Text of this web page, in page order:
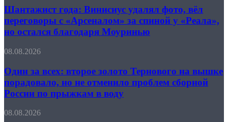
знак,
советы
Винисиус
удалял
фото,
вёл
с
за
спиной
у
«Реала»,
но
остался
Шантажист года: Винисиус удалял фото, вёл
переговоры с «Арсеналом» за спиной у «Реала»,
но остался благодаря Моуринью
Один
всех:
второе
золото
Тернового
вышке
08.08.2026
Один за всех: второе золото Тернового на вышке
порадовало, но не отменило проблем сборной
России по прыжкам в воду
«Чудовищное
08.08.2026